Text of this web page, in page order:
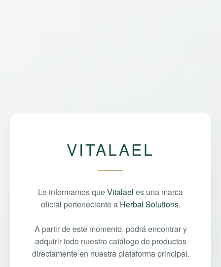
VITALAEL
Le informamos queVitalael es una marca
oficial perteneciente a Herbal Solutions.
A partir de este momento, podrá encontrar y
adquirir todo nuestro catálogo de productos
directamente en nuestra plataforma principal.